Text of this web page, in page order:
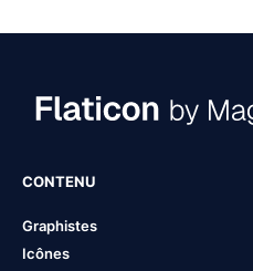
CONTENU
Graphistes
Icônes